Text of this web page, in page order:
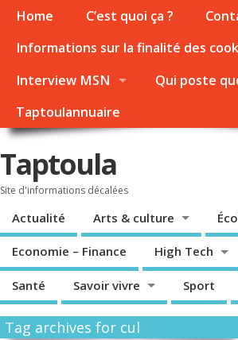
Home C’est quoi ça ?
Informations sur la finalité des
Interview MSN
Qui poste
Taptoulannuaire
Taptoula
Site d'informations décalées
Actualité Arts & culture
Economie – Finance High Tech
Santé Savoir vivre Sport
Tag archives for cul